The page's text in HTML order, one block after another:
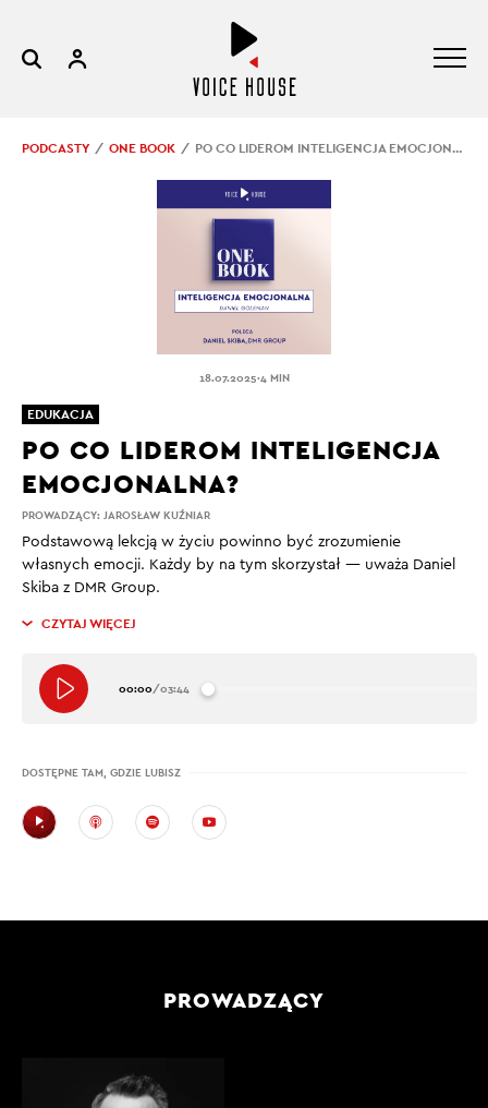
PODCASTY ONE BOOK PO CO LIDEROM INTELIGENCJA EMOCJONALNA?
18.07.2025.4 MIN
PROWADZĄCY: JAROSŁAW KUŹNIAR
PO CO LIDEROM INTELIGENCJA
EMOCJONALNA?
Podstawową lekcją w życiu powinno być zrozumienie
własnych emocji. Każdy by na tym skorzystał — uważa Daniel
Skiba z DMR Group.
CZYTAJ WIĘCEJ
00:00/03:44
DOSTĘPNE TAM, GDZIE LUBISZ
EDUKACJA
PROWADZĄCY